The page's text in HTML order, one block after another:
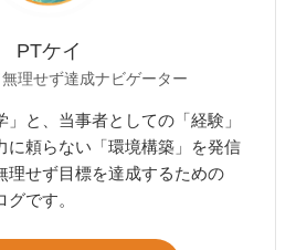
PTケイ
理せず達成ナビゲーター
と、当事者としての「経験」
に頼らない「環境構築」を発信
理せず目標を達成するための
グです。